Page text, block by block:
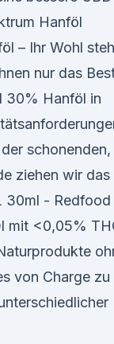
Hanföl
– Ihr Wohl
nur das
30% Hanföl in
schonenden,
ziehen wir das
30ml - Redfood
mit <0,05%
von Charge zu